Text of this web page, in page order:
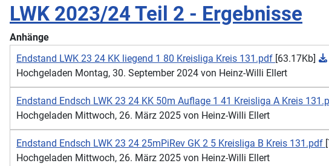
LWK 2023/24 Teil 2 - Ergebnisse
Anhänge
Endstand LWK 23 24 KK liegend 1 80 Kreisliga Kreis 131.pdf [63.17Kb]
Hochgeladen Montag, 30. September 2024 von Heinz-Willi Ellert
Endstand Endsch LWK 23 24 KK 50m Auflage 1 41 Kreisliga A Kreis
Hochgeladen Mittwoch, 26. März 2025 von Heinz-Willi Ellert
Endstand Endsch LWK 23 24 25mPiRev GK 2 5 Kreisliga B Kreis 131.pdf
Hochgeladen Mittwoch, 26. März 2025 von Heinz-Willi Ellert